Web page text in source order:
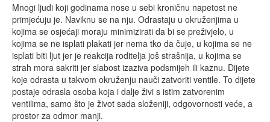
Mnogi ljudi koji godinama nose u sebi kroničnu napetost ne
primjećuju je. Naviknu se na nju. Odrastaju u okruženjima u
kojima se osjećaji moraju minimizirati da bi se preživjelo, u
kojima se ne isplati plakati jer nema tko da čuje, u kojima se ne
isplati biti ljut jer je reakcija roditelja još strašnija, u kojima se
strah mora sakriti jer slabost izaziva podsmijeh ili kaznu. Dijete
koje odrasta u takvom okruženju nauči zatvoriti ventile. To dijete
postaje odrasla osoba koja i dalje živi s istim zatvorenim
ventilima, samo što je život sada složeniji, odgovornosti veće, a
prostor za odmor manji.